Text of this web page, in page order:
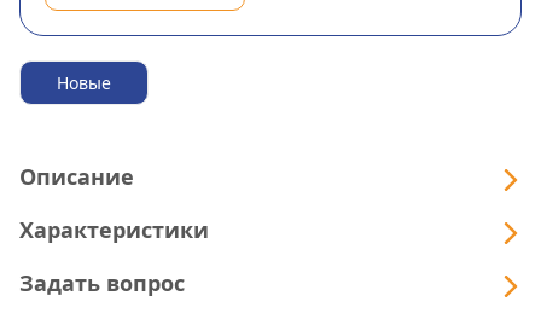
Новые
Описание
Характеристики
Задать вопрос